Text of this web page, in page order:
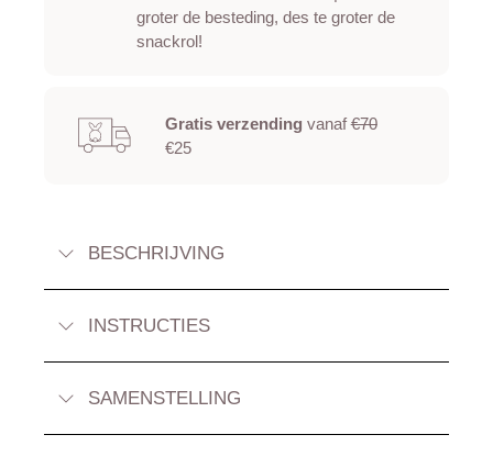
groter de besteding, des te groter de
snackrol!
Gratis verzending vanaf€70
€25
BESCHRIJVING
INSTRUCTIES
SAMENSTELLING